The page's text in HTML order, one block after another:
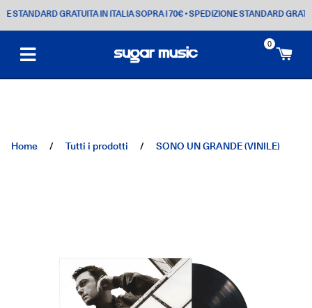
GRATUITA IN ITALIA SOPRA I 70€• SPEDIZIONE STANDARD
0
Home / Tutti i prodotti / SONO UN GRANDE (VINILE)